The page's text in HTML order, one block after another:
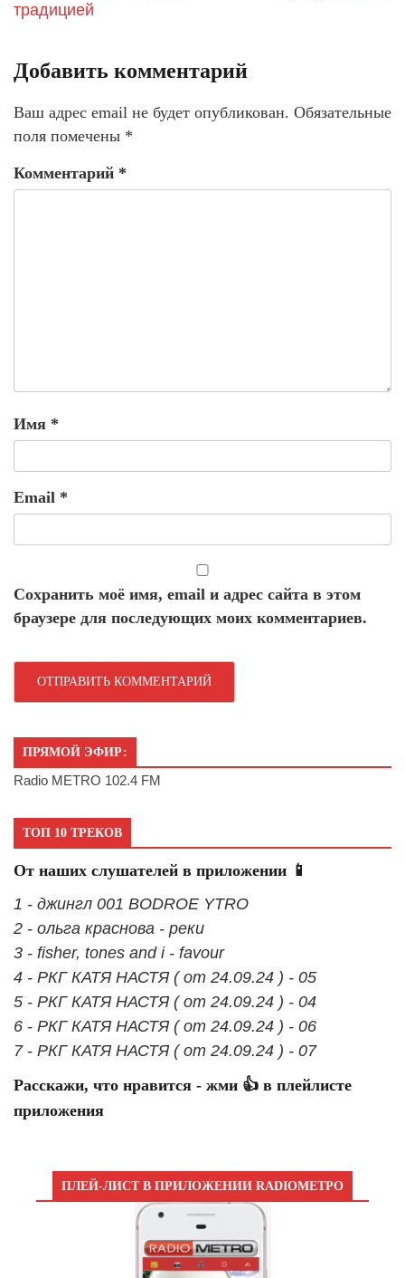
традицией
Добавить комментарий
Ваш адрес email не будет опубликован. Обязательные
поля помечены *
Комментарий *
Имя *
Email *
Сохранить моё имя, email и адрес сайта в этом
браузере для последующих моих комментариев.
ПРЯМОЙ ЭФИР:
Radio METRO 102.4 FM
ТОП 10 ТРЕКОВ
От наших слушателей в приложении 📱
1 - джингл 001 BODROE YTRO
2 - ольга краснова - реки
3 - fisher, tones and i - favour
4 - РКГ КАТЯ НАСТЯ ( от 24.09.24 ) - 05
5 - РКГ КАТЯ НАСТЯ ( от 24.09.24 ) - 04
6 - РКГ КАТЯ НАСТЯ ( от 24.09.24 ) - 06
7 - РКГ КАТЯ НАСТЯ ( от 24.09.24 ) - 07
Расскажи, что нравится - жми 👍 в плейлисте
приложения
ПЛЕЙ-ЛИСТ В ПРИЛОЖЕНИИ RADIOМЕТРО